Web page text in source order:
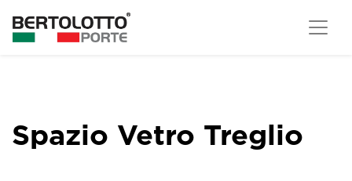
Spazio Vetro Treglio